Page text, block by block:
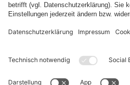
WIDERRUF